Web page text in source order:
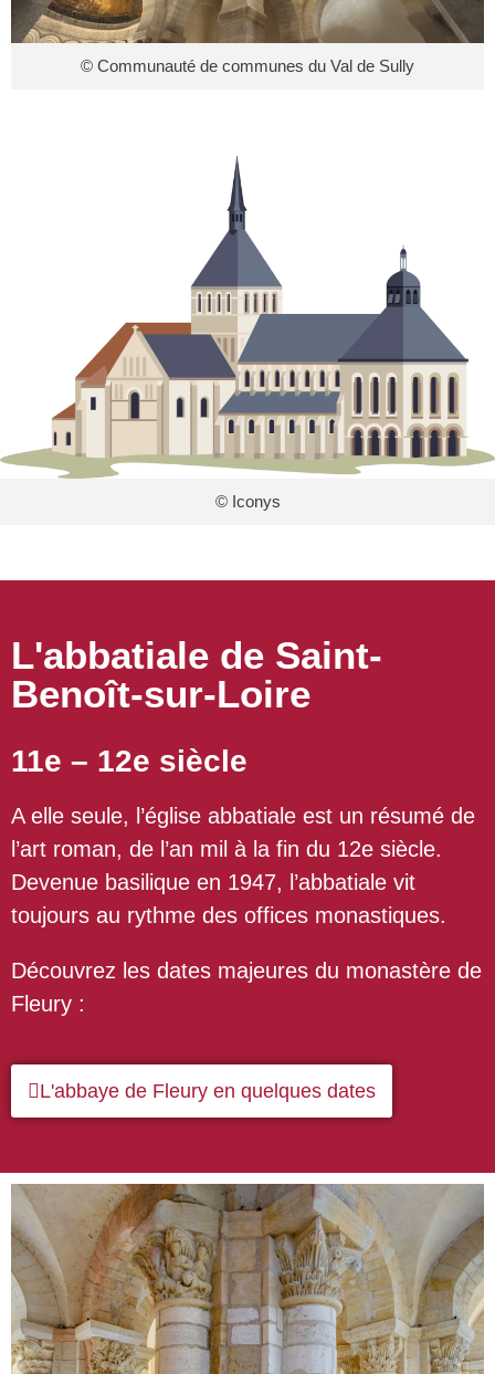
© Communauté de communes du Val de Sully
© Iconys
L'abbatiale de Saint-
Benoît-sur-Loire
11e – 12e siècle
A elle seule, l’église abbatiale est un résumé de
l’art roman, de l’an mil à la fin du 12e siècle.
Devenue basilique en 1947, l’abbatiale vit
toujours au rythme des offices monastiques.
Découvrez les dates majeures du monastère de
Fleury :
L'abbaye de Fleury en quelques dates